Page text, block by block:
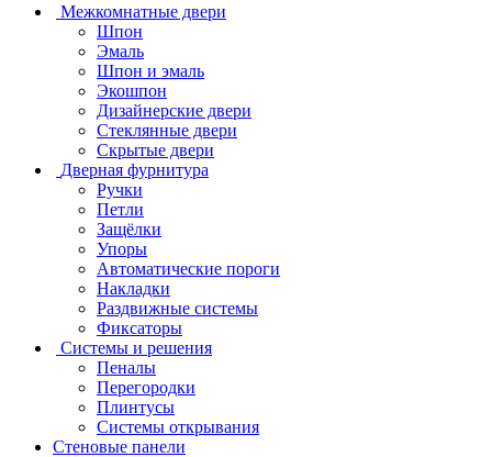
Межкомнатные двери
Шпон
Эмаль
Шпон и эмаль
Экошпон
Дизайнерские двери
Стеклянные двери
Скрытые двери
Дверная фурнитура
Ручки
Петли
Защёлки
Упоры
Автоматические пороги
Накладки
Раздвижные системы
Фиксаторы
Системы и решения
Пеналы
Перегородки
Плинтусы
Системы открывания
Стеновые панели